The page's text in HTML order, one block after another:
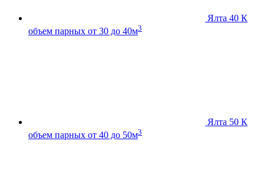
Ялта 40 К
объем парных от 30 до 40м3
Ялта 50 К
объем парных от 40 до 50м3